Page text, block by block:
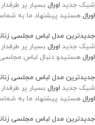
شیک جدید اورال بسیار پر طرفدار
اورال هستید پیشنهاد ما به
جدیدترین مدل لباس مجلسی زنانه
شیک جدید اورال بسیار پر طرفدار
اورال هستیدو دنبال لباس
جدیدترین مدل لباس مجلسی زنانه
شیک جدید اورال بسیار پر طرفدار
اورال هستید پیشنهاد ما به
جدیدترین مدل لباس مجلسی زنانه